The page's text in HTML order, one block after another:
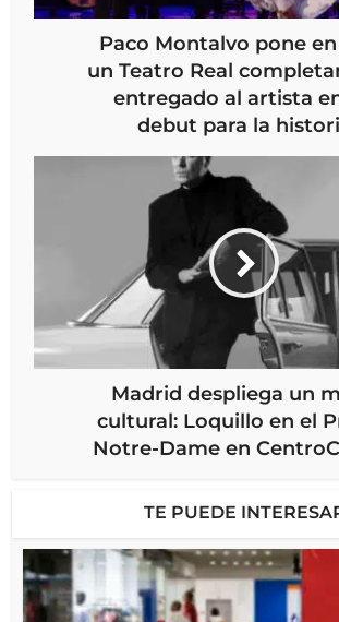
Paco Montalvo pone
un Teatro Real
entregado al artista
debut para la
Madrid despliega un
cultural: Loquillo en el
Notre-Dame en
TE PUEDE